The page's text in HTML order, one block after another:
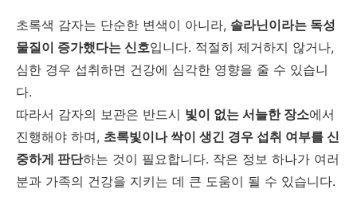
초록색 감자는 단순한 변색이 아니라, 솔라닌이라는 독성
물질이 증가했다는 신호입니다. 적절히 제거하지 않거나,
심한 경우 섭취하면 건강에 심각한 영향을 줄 수 있습니
다.
따라서 감자의 보관은 반드시 빛이 없는 서늘한 장소에서
진행해야 하며, 초록빛이나 싹이 생긴 경우 섭취 여부를 신
중하게 판단하는 것이 필요합니다. 작은 정보 하나가 여러
분과 가족의 건강을 지키는 데 큰 도움이 될 수 있습니다.